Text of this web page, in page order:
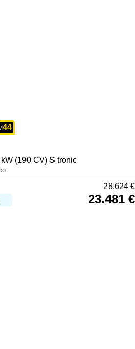
44
(190 CV) S tronic
28.624€
23.481 €